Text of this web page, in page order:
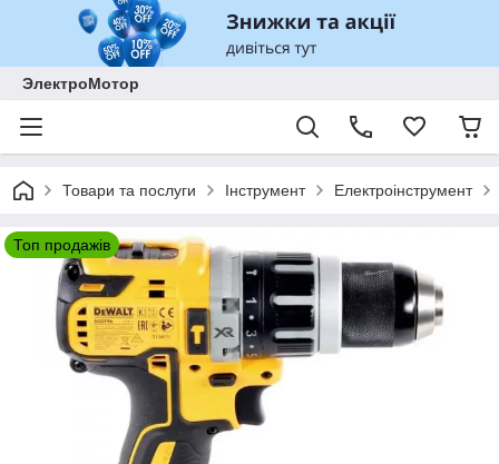
ЭлектроМотор
Товари та послуги Інструмент Електроінструмент
Топ продажів